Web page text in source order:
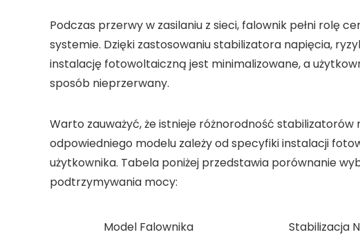
Podczas przerwy w zasilaniu z sieci, falownik pełni rolę
systemie. Dzięki zastosowaniustabilizatora napięcia,
instalację fotowoltaiczną jest minimalizowane, a
sposób nieprzerwany.
Warto zauważyć, że istnieje różnorodność stabilizatorów
odpowiedniego modelu zależy od specyfikiinstalacji
użytkownika. Tabela poniżej przedstawia porównanie
podtrzymywania mocy:
Model Falownika Stabilizacja